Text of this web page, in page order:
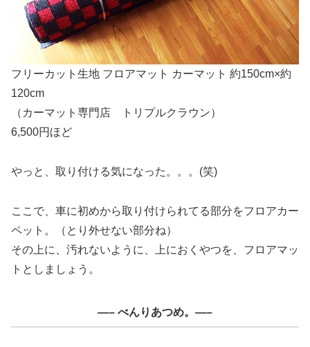
フリーカット生地 フロアマット カーマット 約150cm×約
120cm
（カーマット専門店 トリプルクラウン）
6,500円ほど
やっと、取り付ける気になった。。。(笑)
ここで、車に初めから取り付けられてる部分をフロアカー
ペット。（とり外せない部分ね）
その上に、汚れないように、上におくやつを、フロアマッ
トとしましょう。
—– べんりあつめ。—–